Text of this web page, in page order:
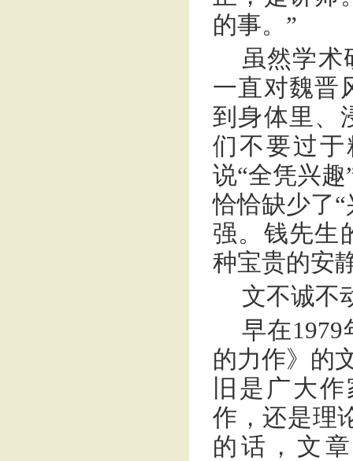
的事。”
虽然学术
一直对魏晋
到身体里、
们不要过
说“全凭兴
恰恰缺少了
强。钱先生
种宝贵的安
文不诚不
早在
的力作》的
旧是广大
作，还是理
的话，文